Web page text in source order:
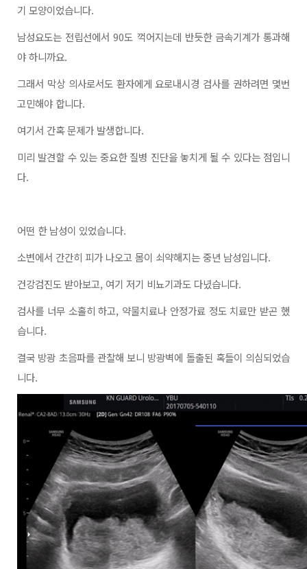
기 모양이었습니다.
남성요도는 전립선에서 90도 꺽어지는데 반듯한 금속기계가 통과해
야 하니까요.
그래서 막상 의사로서도 환자에게 요로내시경 검사를 권하려면 몇번
고민해야 합니다.
여기서 간혹 문제가 발생합니다.
미리 발견할 수 있는 중요한 질병 진단을 놓치게 될 수 있다는 점입니
다.
어떤 한 남성이 있었습니다.
소변에서 간간히 피가 나오고 몸이 쇠약해지는 중년 남성입니다.
건강검진도 받아보고, 여기 저기 비뇨기과도 다녔습니다.
검사를 너무 소홀히 하고, 약물치료나 안정가료 정도 치료만 받곤 했
습니다.
결국 방광 초음파를 관찰해 보니 방광벽에 돌출된 혹들이 의심되었습
니다.